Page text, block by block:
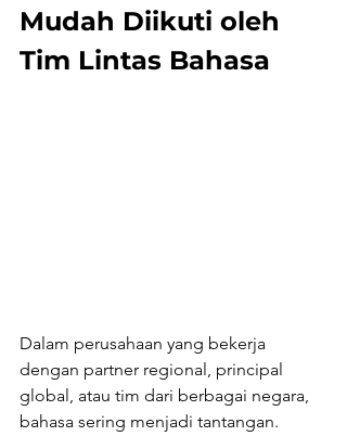
Mudah Diikuti oleh
Tim Lintas Bahasa
Dalam perusahaan yang bekerja
dengan partner regional, principal
global, atau tim dari berbagai negara,
bahasa sering menjadi tantangan.